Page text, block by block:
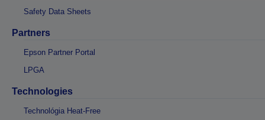
Safety Data Sheets
Partners
Epson Partner Portal
LPGA
Technologies
Technológia Heat-Free